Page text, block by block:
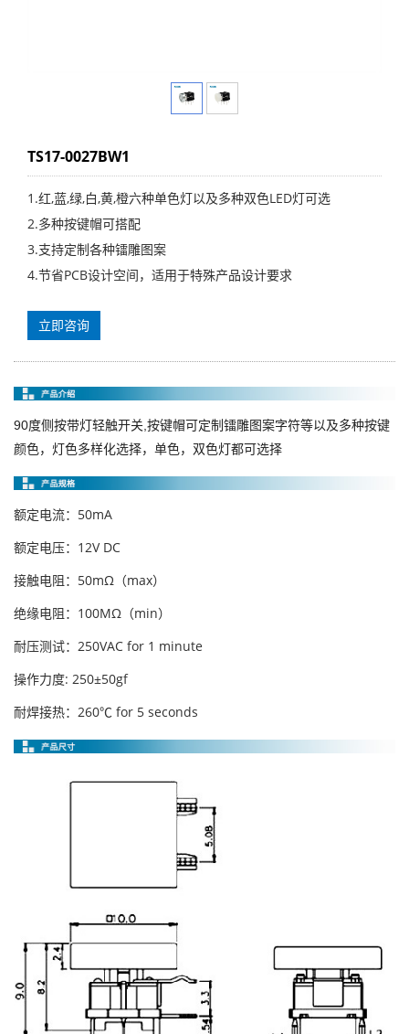
TS17-0027BW1
1.红,蓝,绿,白,黄,橙六种单色灯以及多种双色LED灯可选
2.多种按键帽可搭配
3.支持定制各种镭雕图案
4.节省PCB设计空间，适用于特殊产品设计要求
立即咨询
90度侧按带灯轻触开关 按键帽可定制镭雕图案字符等以及多种按键
颜色，灯色多样化选择，单色，双色灯都可选择
额定电流：50mA
额定电压：12V DC
接触电阻：50mΩ（max）
绝缘电阻：100MΩ（min）
耐压测试：250VAC for 1 minute
操作力度: 250±50gf
耐焊接热：260℃ for 5 seconds